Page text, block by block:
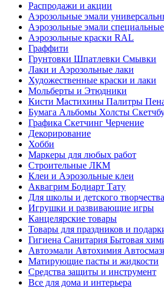
Распродажи и акции
Аэрозольные эмали
Аэрозольные эмали специальные
Аэрозольные краски RAL
Граффити
Грунтовки Шпатлевки Смывки
Лаки и Аэрозольные лаки
Художественные краски и лаки
Мольберты и Этюдники
Кисти Мастихины Палитры
Бумага Альбомы Холсты
Графика Скетчинг Черчение
Декорирование
Хобби
Маркеры для любых работ
Строительные ЛКМ
Клеи и Аэрозольные клеи
Аквагрим Бодиарт Тату
Для школы и детского творчества
Игрушки и развивающие игры
Канцелярские товары
Товары для праздников и
Гигиена Санитария Бытовая
Автоэмали Автохимия
Матирующие пасты и жидкости
Средства защиты и инструмент
Все для дома и интерьера